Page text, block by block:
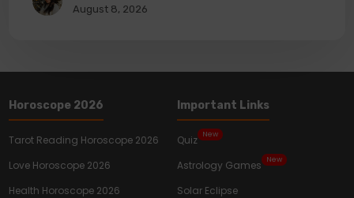
August 8, 2026
Horoscope 2026
Tarot Reading Horoscope 2026
Love Horoscope 2026
Health Horoscope 2026
Important Links
Quiz New
Astrology Games New
Solar Eclipse